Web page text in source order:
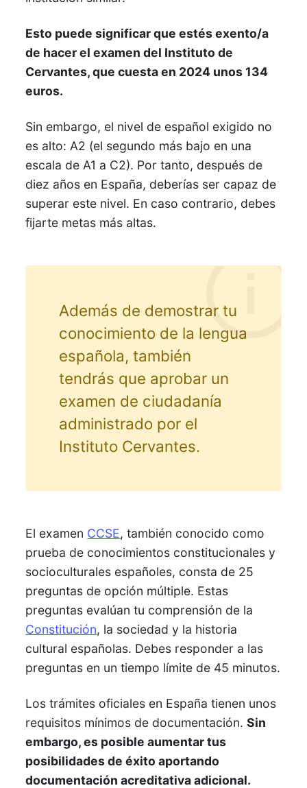
Esto puede significar que estés exento/a
de hacer el examen del Instituto de
Cervantes, que cuesta en 2024 unos 134
euros.
Sin embargo, el nivel de español exigido no
es alto: A2 (el segundo más bajo en una
escala de A1 a C2). Por tanto, después de
diez años en España, deberías ser capaz de
superar este nivel. En caso contrario, debes
fijarte metas más altas.
Además de demostrar tu
conocimiento de la lengua
española, también
tendrás que aprobar un
examen de ciudadanía
administrado por el
Instituto Cervantes.
El examen CCSE, también conocido como
prueba de conocimientos constitucionales y
socioculturales españoles, consta de 25
preguntas de opción múltiple. Estas
preguntas evalúan tu comprensión de la
Constitución, la sociedad y la historia
cultural españolas. Debes responder a las
preguntas en un tiempo límite de 45 minutos.
Los trámites oficiales en España tienen unos
requisitos mínimos de documentación.Sin
embargo, es posible aumentar tus
posibilidades de éxito aportando
documentación acreditativa adicional.